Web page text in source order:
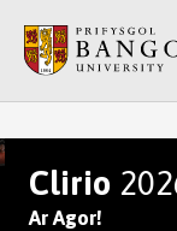
Prif
Gynnwys
Clirio
Ar Agor!